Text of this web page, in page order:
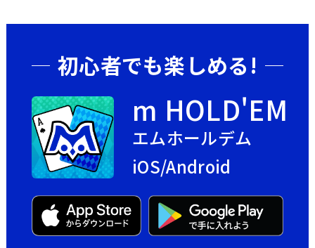
初心者でも楽しめる!
m HOLD'EM
エムホールデム
iOS/Android